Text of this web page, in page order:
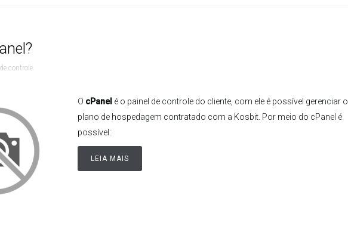
controle
O cPanel é o painel de controle do cliente, com ele é possível gerenciar o
plano de hospedagem contratado com a Kosbit. Por meio do cPanel é
possível:
LEIA MAIS